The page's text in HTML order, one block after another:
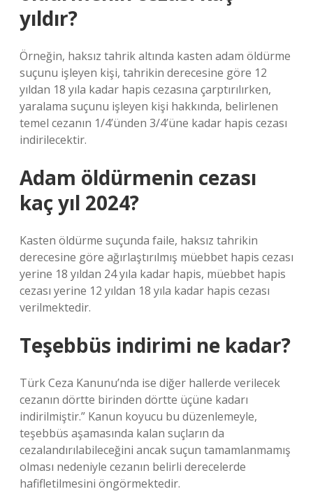
yıldır?
Örneğin, haksız tahrik altında kasten adam öldürme
suçunu işleyen kişi, tahrikin derecesine göre 12
yıldan 18 yıla kadar hapis cezasına çarptırılırken,
yaralama suçunu işleyen kişi hakkında, belirlenen
temel cezanın 1/4’ünden 3/4’üne kadar hapis cezası
indirilecektir.
Adam öldürmenin cezası
kaç yıl 2024?
Kasten öldürme suçunda faile, haksız tahrikin
derecesine göre ağırlaştırılmış müebbet hapis cezası
yerine 18 yıldan 24 yıla kadar hapis, müebbet hapis
cezası yerine 12 yıldan 18 yıla kadar hapis cezası
verilmektedir.
Teşebbüs indirimi ne kadar?
Türk Ceza Kanunu’nda ise diğer hallerde verilecek
cezanın dörtte birinden dörtte üçüne kadarı
indirilmiştir.” Kanun koyucu bu düzenlemeyle,
teşebbüs aşamasında kalan suçların da
cezalandırılabileceğini ancak suçun tamamlanmamış
olması nedeniyle cezanın belirli derecelerde
hafifletilmesini öngörmektedir.